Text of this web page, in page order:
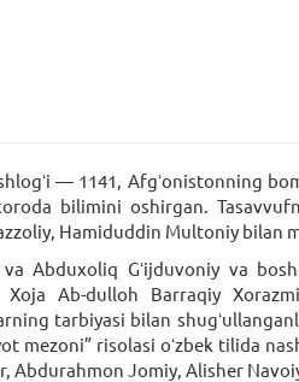
— 1141, Afgʻonistonning
bilimini oshirgan.
Hamiduddin Multoniy bilan
Abduxoliq Gʻijduvoniy va
Ab-dulloh Barraqiy
tarbiyasi bilan
mezoni” risolasi oʻzbek tilida
Jomiy, Alisher